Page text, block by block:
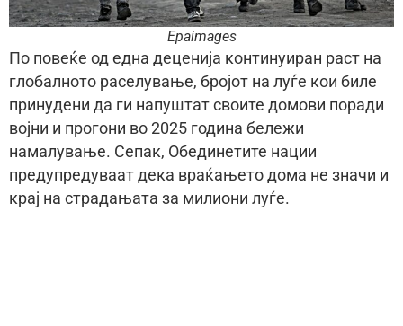
Epaimages
По повеќе од една деценија континуиран раст на
глобалното раселување, бројот на луѓе кои биле
принудени да ги напуштат своите домови поради
војни и прогони во 2025 година бележи
намалување. Сепак, Обединетите нации
предупредуваат дека враќањето дома не значи и
крај на страдањата за милиони луѓе.